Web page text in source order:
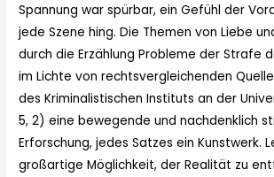
Spannung war spürbar, ein Gefühl der
jede Szene hing. Die Themen von Liebe
durch die Erzählung Probleme der Strafe
im Lichte von rechtsvergleichenden
des Kriminalistischen Instituts an der
5, 2) eine bewegende und nachdenklich
Erforschung, jedes Satzes ein Kunstwerk.
großartige Möglichkeit, der Realität zu